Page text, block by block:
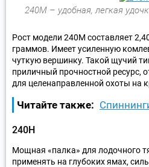
240М – удобная, легкая
Рост модели 240М составляет
граммов. Имеет усиленную
чуткую вершинку. Такой щучий
приличный прочностной ресурс,
для целенаправленной охоты на
Читайте также:
240Н
Мощная «палка» для лодочного
применять на глубоких ямах,